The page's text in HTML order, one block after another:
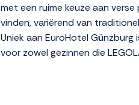
met een ruime keuze aan
vinden, variërend van
Uniek aan EuroHotel
voor zowel gezinnen die